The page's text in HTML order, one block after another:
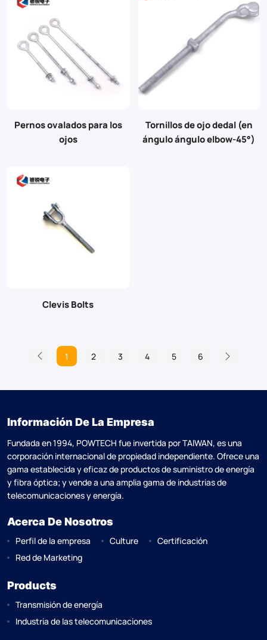
Pernos ovalados para los
ojos
Tornillos de ojo dedal (en
ángulo ángulo elbow-45°)
Clevis Bolts
1 2 3 4 5 6
Información De La Empresa
Fundada en 1994, POWTECH fue invertida por TAlWAN, es una
corporación internacional de propiedad independiente. Ofrece una
gama establecida y eficaz de productos de suministro de energía
y fibra óptica; y vende a una amplia gama de industrias de
telecomunicaciones y energía.
Acerca De Nosotros
Perfil de la empresa Culture
Certificación
Red de Marketing
Products
Transmisión de energía
Industria de las telecomunicaciones